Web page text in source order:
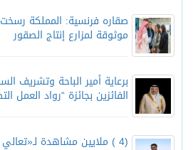
صقاره فرنسية: المملكة
موثوقة لمزارع إنتاج الصقور
برعاية أمير الباحة وتشريف
الفائزين بجائزة “رواد العمل
(4 ) ملايين مشاهدة